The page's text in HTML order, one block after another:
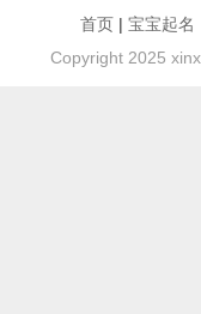
首页 | 宝宝起名
Copyright 2025